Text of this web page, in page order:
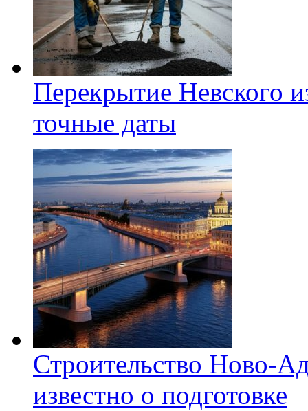
Перекрытие Невского
точные даты
Строительство Ново-
известно о подготовке